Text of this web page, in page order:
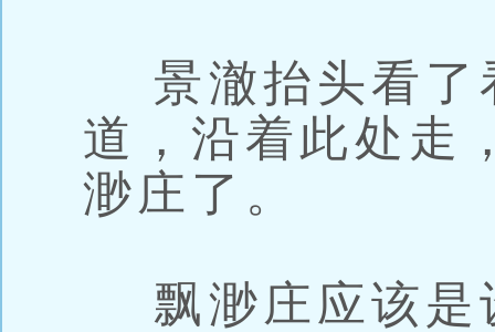
景澈抬头看了
道，沿着此处走
渺庄了。
飘渺庄应该是